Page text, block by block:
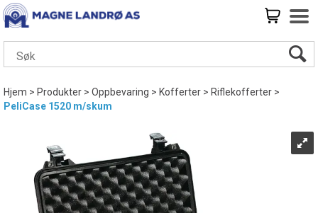
Hjem>Produkter>Oppbevaring>Kofferter>Riflekofferter>
PeliCase 1520 m/skum